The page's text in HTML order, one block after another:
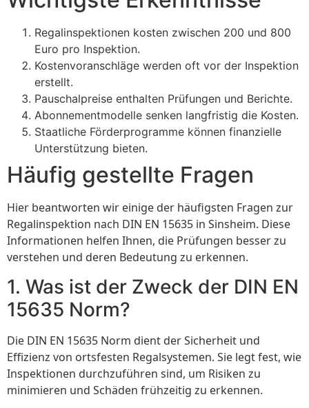
Regalinspektionen kosten zwischen 200 und 800
Euro pro Inspektion.
Kostenvoranschläge werden oft vor der Inspektion
erstellt.
Pauschalpreise enthalten Prüfungen und Berichte.
Abonnementmodelle senken langfristig die Kosten.
Staatliche Förderprogramme können finanzielle
Unterstützung bieten.
Häufig gestellte Fragen
Hier beantworten wir einige der häufigsten Fragen zur
Regalinspektion nach DIN EN 15635 in Sinsheim. Diese
Informationen helfen Ihnen, die Prüfungen besser zu
verstehen und deren Bedeutung zu erkennen.
1. Was ist der Zweck der DIN EN
15635 Norm?
Die DIN EN 15635 Norm dient der Sicherheit und
Effizienz von ortsfesten Regalsystemen. Sie legt fest, wie
Inspektionen durchzuführen sind, um Risiken zu
minimieren und Schäden frühzeitig zu erkennen.